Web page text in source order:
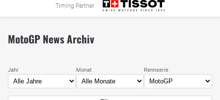
Timing Partner
MotoGP News Archiv
Jahr Monat Rennserie